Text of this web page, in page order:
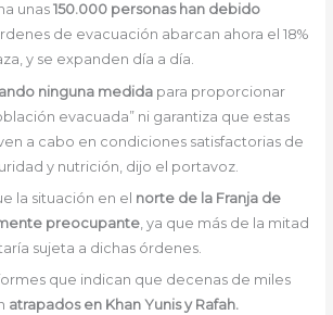
unas 150.000 personas han debido
de evacuación abarcan ahora el 18%
y se expanden día a día.
ninguna medidapara proporcionar
evacuada” ni garantiza que estas
a cabo en condiciones satisfactorias de
y nutrición, dijo el portavoz.
la situación en el norte de la Franja de
preocupante, ya que más de la mitad
sujeta a dichas órdenes.
que indican que decenas de miles
atrapados en Khan Yunis y Rafah.